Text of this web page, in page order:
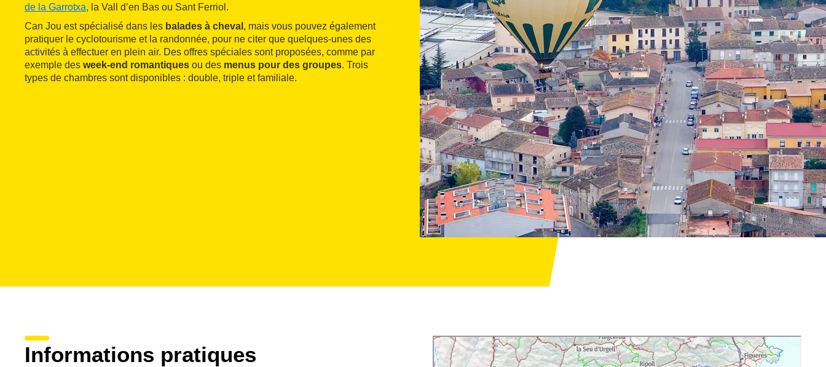
de la Garrotxa, la Vall d’en Bas ou Sant Ferriol.
Can Jou est spécialisé dans les balades à cheval , mais vous pouvez également
pratiquer le cyclotourisme et la randonnée, pour ne citer que quelques-unes des
activités à effectuer en plein air. Des offres spéciales sont proposées, comme par
exemple des week-end romantiques ou des menus pour des groupes. Trois
types de chambres sont disponibles : double, triple et familiale.
Informations pratiques